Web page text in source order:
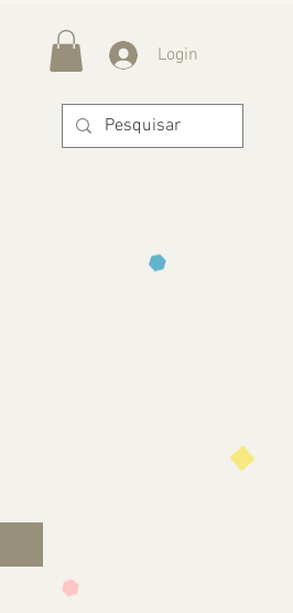
Login